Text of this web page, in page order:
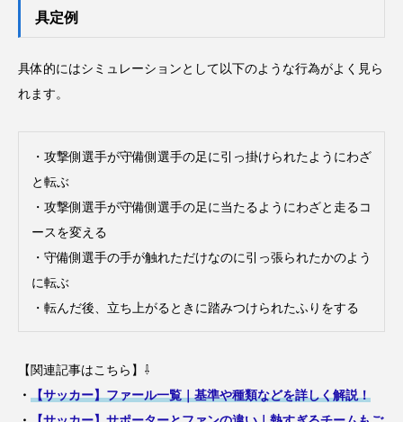
腕
自動車 言葉 資格 賞金 遊び
選手
具定例
具体的にはシミュレーションとして以下のような行為がよく見ら
れます。
・攻撃側選手が守備側選手の足に引っ掛けられたようにわざ
と転ぶ
・攻撃側選手が守備側選手の足に当たるようにわざと走るコ
ースを変える
・守備側選手の手が触れただけなのに引っ張られたかのよう
に転ぶ
・転んだ後、立ち上がるときに踏みつけられたふりをする
【関連記事はこちら】⇩
・ 【サッカー】ファール一覧｜基準や種類などを詳しく解説！